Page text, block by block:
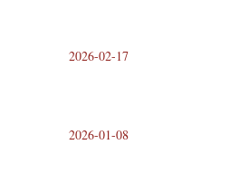
2026-02-17
2026-01-08